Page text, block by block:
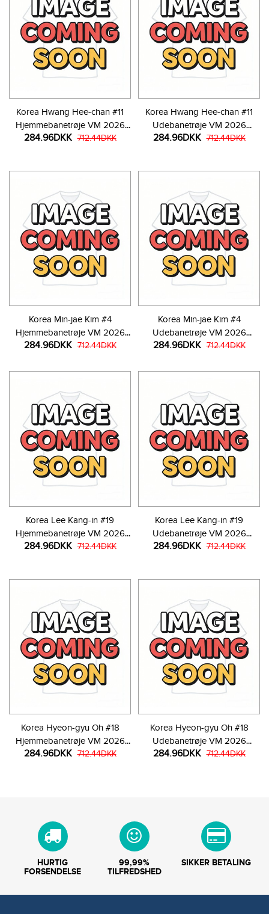
Korea Hwang Hee-chan #11
Hjemmebanetrøje VM 2026
Kortærmet
284.96DKK 712.44DKK
Korea Hwang Hee-chan #11
Udebanetrøje VM 2026
Kortærmet
284.96DKK 712.44DKK
Korea Min-jae Kim #4
Hjemmebanetrøje VM 2026
Kortærmet
284.96DKK 712.44DKK
Korea Min-jae Kim #4
Udebanetrøje VM 2026
Kortærmet
284.96DKK 712.44DKK
Korea Lee Kang-in #19
Hjemmebanetrøje VM 2026
Kortærmet
284.96DKK 712.44DKK
Korea Lee Kang-in #19
Udebanetrøje VM 2026
Kortærmet
284.96DKK 712.44DKK
Korea Hyeon-gyu Oh #18
Hjemmebanetrøje VM 2026
Kortærmet
284.96DKK 712.44DKK
Korea Hyeon-gyu Oh #18
Udebanetrøje VM 2026
Kortærmet
284.96DKK 712.44DKK
HURTIG
FORSENDELSE
99,99%
TILFREDSHED
SIKKER BETALING